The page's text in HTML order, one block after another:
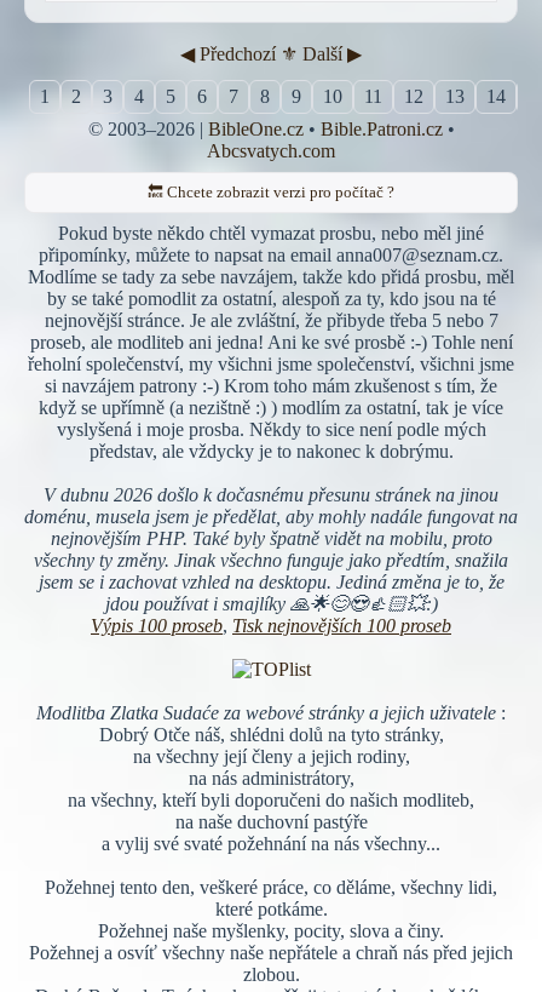
◀︎ Předchozí ⚜︎ Další ▶︎
1 2 3 4 5 6 7 8 9 10 11 12 13 14
© 2003–2026 | BibleOne.cz• Bible.Patroni.cz•
Abcsvatych.com
🔙 Chcete zobrazit verzi pro počítač ?
Pokud byste někdo chtěl vymazat prosbu, nebo měl jiné
připomínky, můžete to napsat na email anna007@seznam.cz.
Modlíme se tady za sebe navzájem, takže kdo přidá prosbu, měl
by se také pomodlit za ostatní, alespoň za ty, kdo jsou na té
nejnovější stránce. Je ale zvláštní, že přibyde třeba 5 nebo 7
proseb, ale modliteb ani jedna! Ani ke své prosbě :-) Tohle není
řeholní společenství, my všichni jsme společenství, všichni jsme
si navzájem patrony :-) Krom toho mám zkušenost s tím, že
když se upřímně (a nezištně :) ) modlím za ostatní, tak je více
vyslyšená i moje prosba. Někdy to sice není podle mých
představ, ale vždycky je to nakonec k dobrýmu.
V dubnu 2026 došlo k dočasnému přesunu stránek na jinou
doménu, musela jsem je předělat, aby mohly nadále fungovat na
nejnovějším PHP. Také byly špatně vidět na mobilu, proto
všechny ty změny. Jinak všechno funguje jako předtím, snažila
jsem se i zachovat vzhled na desktopu. Jediná změna je to, že
jdou používat i smajlíky 🙏🌟😊😍👍🏻💥:)
Výpis 100 proseb, Tisk nejnovějších 100 proseb
Modlitba Zlatka Sudaće za webové stránky a jejich uživatele :
Dobrý Otče náš, shlédni dolů na tyto stránky,
na všechny její členy a jejich rodiny,
na nás administrátory,
na všechny, kteří byli doporučeni do našich modliteb,
na naše duchovní pastýře
a vylij své svaté požehnání na nás všechny...
Požehnej tento den, veškeré práce, co děláme, všechny lidi,
které potkáme.
Požehnej naše myšlenky, pocity, slova a činy.
Požehnej a osvíť všechny naše nepřátele a chraň nás před jejich
zlobou.